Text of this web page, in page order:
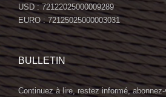
USD : 72122025000009289
EURO : 72125025000003031
BULLETIN
Continuez à lire, restez informé,